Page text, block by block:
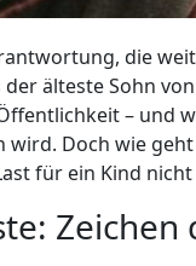
die
älteste Sohn
– und
wird. Doch wie
für ein Kind nicht
Zeichen